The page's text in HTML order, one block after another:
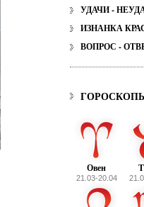
УДАЧИ -
ИЗНАНКА
ВОПРОС -
Овен
21.03-20.04